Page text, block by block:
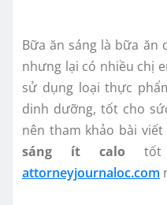
Bữa ăn sáng là bữa
nhưng lại có nhiều chị
sử dụng loại thực
dinh dưỡng, tốt cho
nên tham khảo bài
sáng ít calo tốt
attorneyjournaloc.com